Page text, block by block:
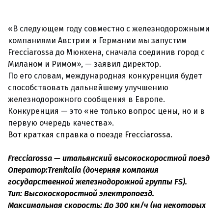
«В следующем году совместно с железнодорожными
компаниями Австрии и Германии мы запустим
Frecciarossa до Мюнхена, сначала соединив город с
Миланом и Римом», — заявил директор.
По его словам, международная конкуренция будет
способствовать дальнейшему улучшению
железнодорожного сообщения в Европе.
Конкуренция — это «не только вопрос цены, но и в
первую очередь качества».
Вот краткая справка о поезде Frecciarossa.
Frecciarossa — итальянский высокоскоростной поезд
Оператор:Trenitalia (дочерняя компания
государственной железнодорожной группы FS).
Тип: Высокоскоростной электропоезд.
Максимальная скорость: До 300 км/ч (на некоторых